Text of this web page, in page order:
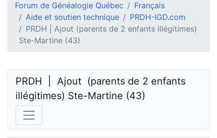
Forum de Généalogie Québec
Français
Aide et soutien technique
PRDH-IGD.com
PRDH | Ajout (parents de 2 enfants illégitimes)
Ste-Martine (43)
PRDH  |  Ajout  (parents de 2 enfants
illégitimes) Ste-Martine (43)